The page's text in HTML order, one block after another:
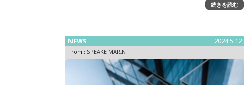
Time Terracotta』～旅にインスパイアされたラグジュア
続きを読む
NEWS 2024.5.12
From : SPEAKE MARIN